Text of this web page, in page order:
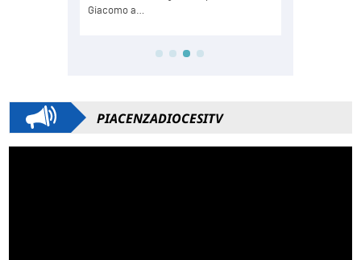
PIACENZADIOCESITV